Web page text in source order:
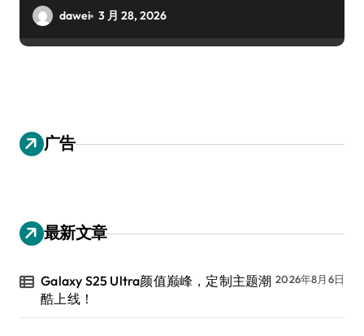
dawei 3 月 28, 2026
广告
最新文章
Galaxy S25 Ultra颜值巅峰，定制主题潮
酷上线！
2026年8月6日